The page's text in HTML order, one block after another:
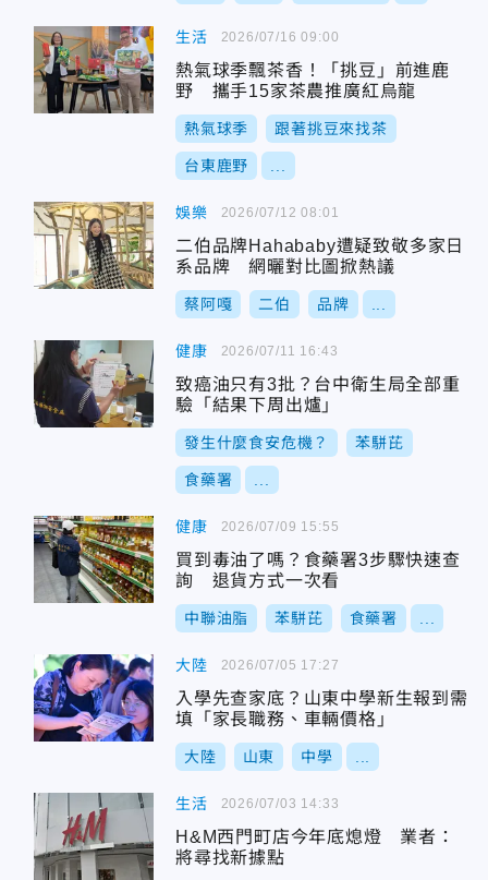
生活
熱氣球季飄茶香！「挑豆」前進鹿
野 攜手15家茶農推廣紅烏龍
熱氣球季 跟著挑豆來找茶
台東鹿野
2026/07/16 09:00
娛樂
二伯品牌Hahababy遭疑致敬多家日
系品牌 網曬對比圖掀熱議
蔡阿嘎 二伯 品牌
2026/07/12 08:01
健康
致癌油只有3批？台中衛生局全部重
驗「結果下周出爐」
發生什麼食安危機？ 苯駢芘
食藥署
2026/07/11 16:43
健康
買到毒油了嗎？食藥署3步驟快速查
詢 退貨方式一次看
中聯油脂 苯駢芘 食藥署
2026/07/09 15:55
大陸
入學先查家底？山東中學新生報到需
填「家長職務、車輛價格」
大陸 山東 中學
2026/07/05 17:27
生活
H&M西門町店今年底熄燈 業者：
將尋找新據點
2026/07/03 14:33